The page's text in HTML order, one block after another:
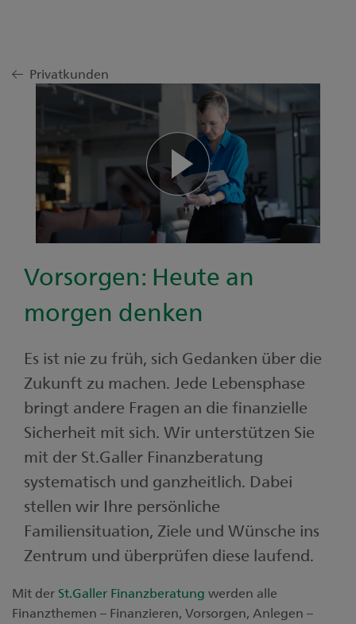
Privatkunden
Vorsorgen: Heute an
morgen denken
Es ist nie zu früh, sich Gedanken über die
Zukunft zu machen. Jede Lebensphase
bringt andere Fragen an die finanzielle
Sicherheit mit sich. Wir unterstützen Sie
mit der St.Galler Finanzberatung
systematisch und ganzheitlich. Dabei
stellen wir Ihre persönliche
Familiensituation, Ziele und Wünsche ins
Zentrum und überprüfen diese laufend.
Mit der St.Galler Finanzberatung werden alle
Finanzthemen – Finanzieren, Vorsorgen, Anlegen –